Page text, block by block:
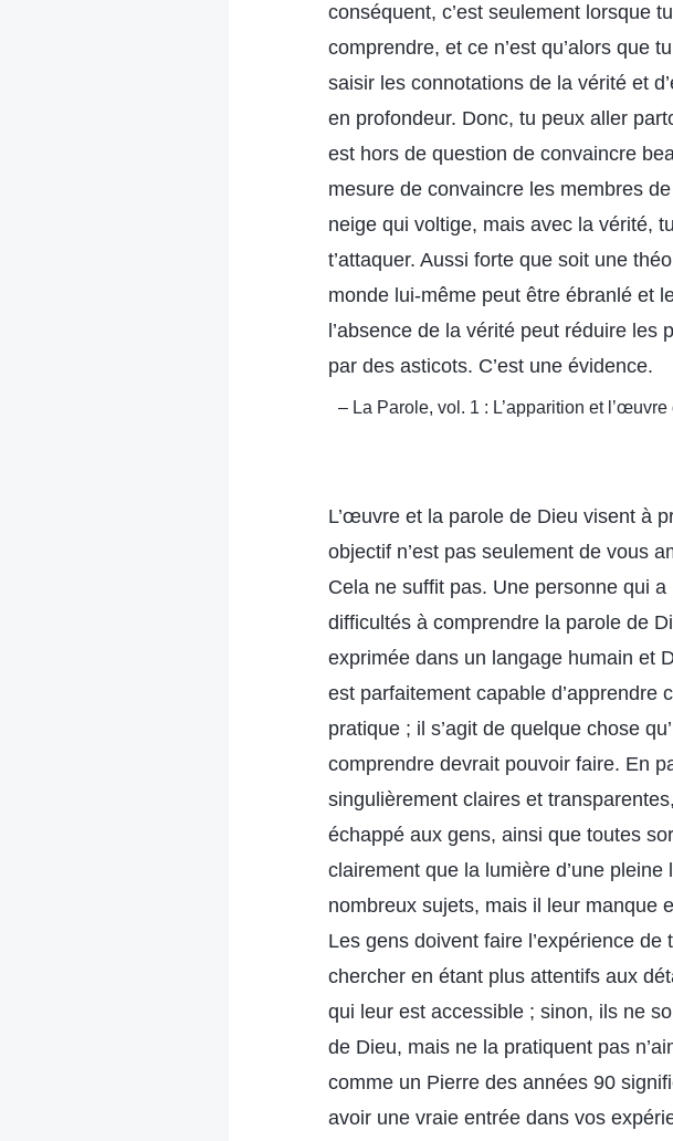
conséquent, c’est seulement lorsque
comprendre, et ce n’est qu’alors que
saisir les connotations de la vérité et
en profondeur. Donc, tu peux aller
est hors de question de convaincre
mesure de convaincre les membres
neige qui voltige, mais avec la vérité,
t’attaquer. Aussi forte que soit une
monde lui-même peut être ébranlé et
l’absence de la vérité peut réduire
par des asticots. C’est une évidence.
– La Parole, vol. 1 : L’apparition et
L’œuvre et la parole de Dieu visent à
objectif n’est pas seulement de vous
Cela ne suffit pas. Une personne qui
difficultés à comprendre la parole de
exprimée dans un langage humain et
est parfaitement capable d’apprendre
pratique ; il s’agit de quelque chose
comprendre devrait pouvoir faire. En
singulièrement claires et
échappé aux gens, ainsi que toutes
clairement que la lumière d’une
nombreux sujets, mais il leur manque
Les gens doivent faire l’expérience
chercher en étant plus attentifs aux
qui leur est accessible ; sinon, ils ne
de Dieu, mais ne la pratiquent pas
comme un Pierre des années 90
avoir une vraie entrée dans vos